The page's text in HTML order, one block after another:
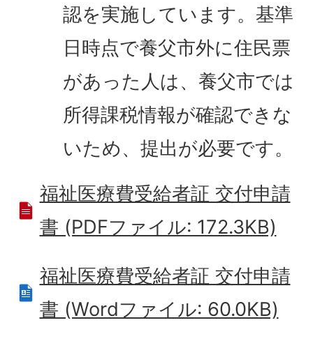
認を実施しています。基準
日時点で養父市外に住民票
があった人は、養父市では
所得課税情報が確認できな
いため、提出が必要です。
福祉医療費受給者証 交付申請
書 (PDFファイル: 172.3KB)
福祉医療費受給者証 交付申請
書 (Wordファイル: 60.0KB)